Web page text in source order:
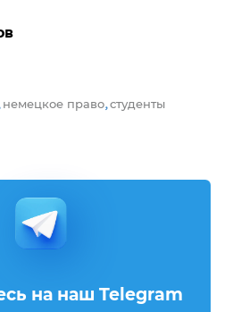
немецкое право,студенты
на наш Telegram